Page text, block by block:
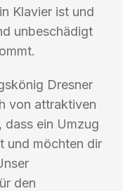
Klavier ist und
unbeschädigt
Dresner
von attraktiven
dass ein Umzug
und möchten dir
den